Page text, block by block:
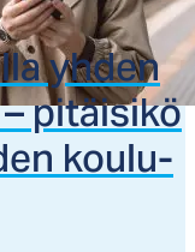
yh­den
pi­täi­si­kö
kou­lu­